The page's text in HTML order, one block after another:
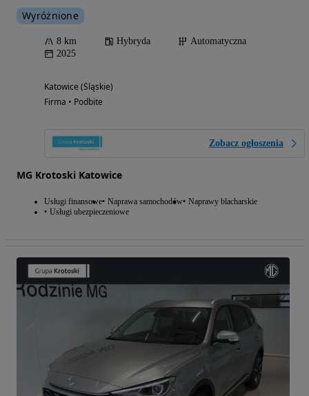
Wyróżnione
8 km Hybryda
Automatyczna
2025
Katowice (Śląskie)
Firma • Podbite
Zobacz ogłoszenia
MG Krotoski Katowice
Usługi finansowe Naprawa samochodów Naprawy blacharskie
Usługi ubezpieczeniowe